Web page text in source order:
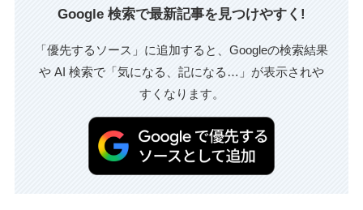
Google 検索で最新記事を見つけやすく!
「優先するソース」に追加すると、Googleの検索結果
や AI 検索で「気になる、記になる…」が表示されや
すくなります。